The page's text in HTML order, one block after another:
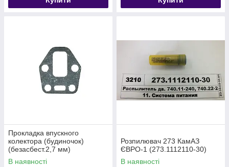
Прокладка впускного
колектора (будиночок)
(безасбест.2,7 мм)
740.1115026-01
В наявності
Розпилювач 273 КамАЗ
ЄВРО-1 (273.1112110-30)
В наявності